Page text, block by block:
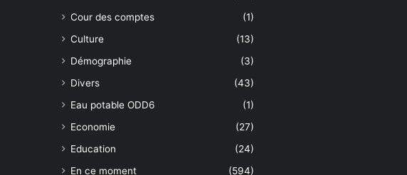
Cour des comptes
(1)
Culture
(13)
Démographie
(3)
Divers
(43)
Eau potable ODD6
(1)
Economie
(27)
Education
(24)
En ce moment
(594)